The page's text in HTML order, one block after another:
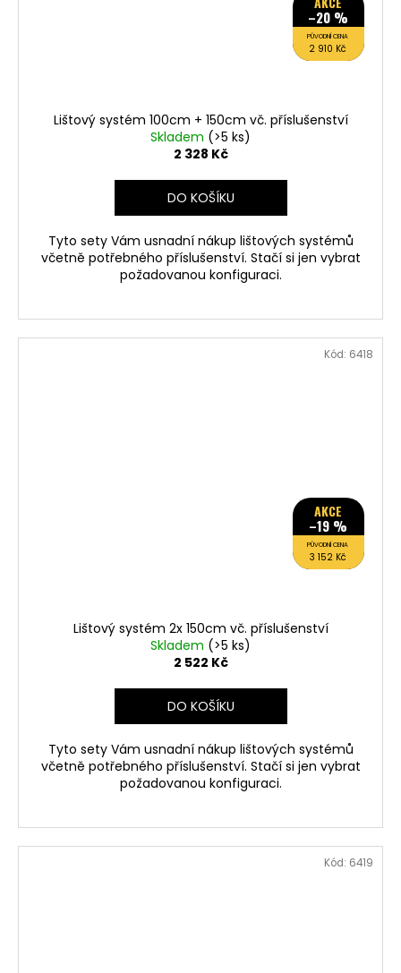
–20 %
PŮVODNÍ CENA
2 910 Kč
Lištový systém 100cm + 150cm vč. příslušenství
Skladem (>5 ks)
2 328 Kč
DO KOŠÍKU
Tyto sety Vám usnadní nákup lištových systémů
včetně potřebného příslušenství. Stačí si jen vybrat
požadovanou konfiguraci.
AKCE
–19 %
PŮVODNÍ CENA
3 152 Kč
Lištový systém 2x 150cm vč. příslušenství
Skladem (>5 ks)
2 522 Kč
DO KOŠÍKU
Tyto sety Vám usnadní nákup lištových systémů
včetně potřebného příslušenství. Stačí si jen vybrat
požadovanou konfiguraci.
Kód: 6418
Kód: 6419